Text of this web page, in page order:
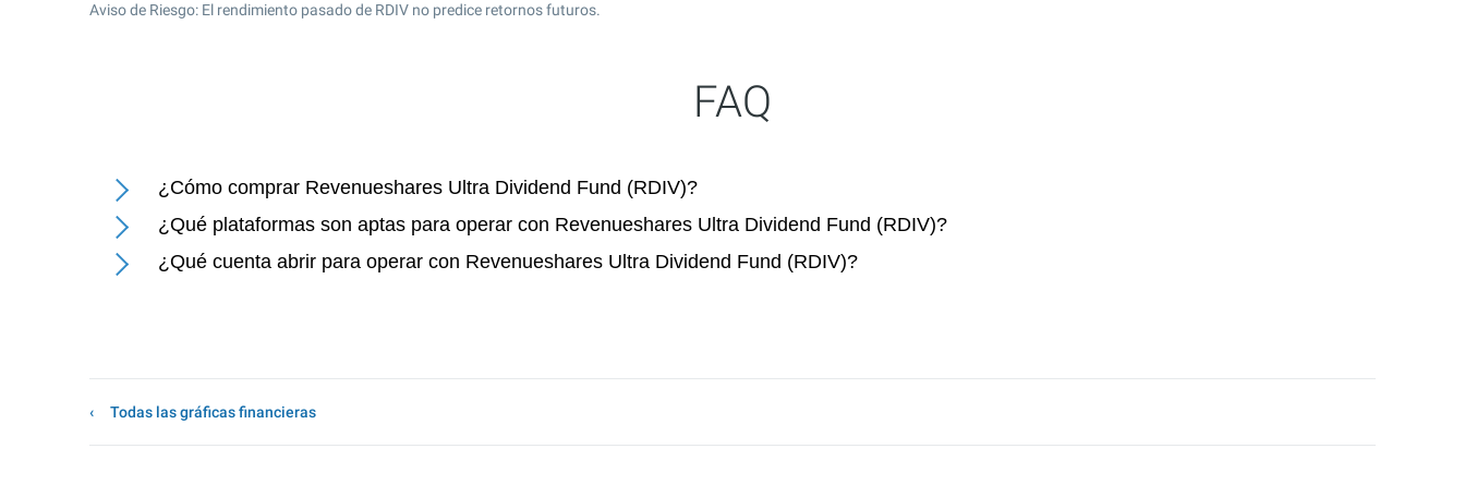
Aviso de Riesgo: El rendimiento pasado de RDIV no predice retornos futuros.
FAQ
¿Cómo comprar Revenueshares Ultra Dividend Fund (RDIV)?
¿Qué plataformas son aptas para operar con Revenueshares Ultra Dividend Fund (RDIV)?
¿Qué cuenta abrir para operar con Revenueshares Ultra Dividend Fund (RDIV)?
Todas las gráficas financieras